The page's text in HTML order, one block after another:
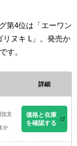
第4位は「エーワン
リヌキ L」。発売か
す。
詳細
文
か
価格と在庫
を確認する